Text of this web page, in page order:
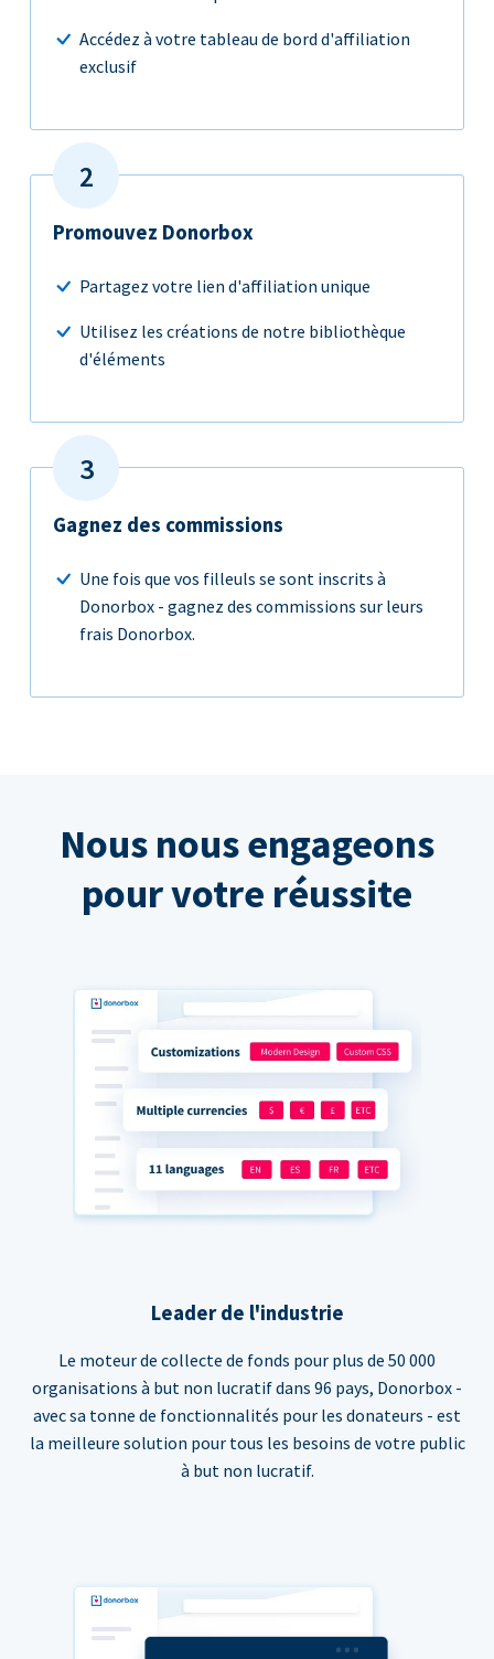
Accédez à votre tableau de bord d'affiliation
exclusif
Promouvez Donorbox
Partagez votre lien d'affiliation unique
Utilisez les créations de notre bibliothèque
d'éléments
Gagnez des commissions
Une fois que vos filleuls se sont inscrits à
Donorbox - gagnez des commissions sur leurs
frais Donorbox.
Nous nous engageons
pour votre réussite
Leader de l'industrie
Le moteur de collecte de fonds pour plus de 50 000
organisations à but non lucratif dans 96 pays, Donorbox -
avec sa tonne de fonctionnalités pour les donateurs - est
la meilleure solution pour tous les besoins de votre public
à but non lucratif.